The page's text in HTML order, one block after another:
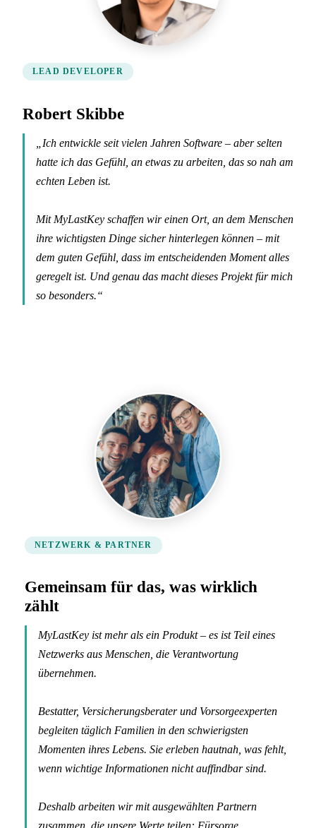
LEAD DEVELOPER
Robert Skibbe
„Ich entwickle seit vielen Jahren Software – aber selten
hatte ich das Gefühl, an etwas zu arbeiten, das so nah am
echten Leben ist.
Mit MyLastKey schaffen wir einen Ort, an dem Menschen
ihre wichtigsten Dinge sicher hinterlegen können – mit
dem guten Gefühl, dass im entscheidenden Moment alles
geregelt ist. Und genau das macht dieses Projekt für mich
so besonders.“
NETZWERK & PARTNER
Gemeinsam für das, was wirklich
zählt
MyLastKey ist mehr als ein Produkt – es ist Teil eines
Netzwerks aus Menschen, die Verantwortung
übernehmen.
Bestatter, Versicherungsberater und Vorsorgeexperten
begleiten täglich Familien in den schwierigsten
Momenten ihres Lebens. Sie erleben hautnah, was fehlt,
wenn wichtige Informationen nicht auffindbar sind.
Deshalb arbeiten wir mit ausgewählten Partnern
zusammen, die unsere Werte teilen: Fürsorge,